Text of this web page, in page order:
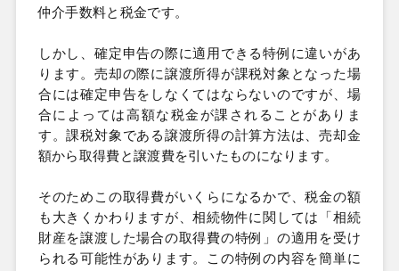
仲介手数料と税金です。
しかし、確定申告の際に適用できる特例に違いがあ
ります。売却の際に譲渡所得が課税対象となった場
合には確定申告をしなくてはならないのですが、場
合によっては高額な税金が課されることがありま
す。課税対象である譲渡所得の計算方法は、売却金
額から取得費と譲渡費を引いたものになります。
そのためこの取得費がいくらになるかで、税金の額
も大きくかわりますが、相続物件に関しては「相続
財産を譲渡した場合の取得費の特例」の適用を受け
られる可能性があります。この特例の内容を簡単に